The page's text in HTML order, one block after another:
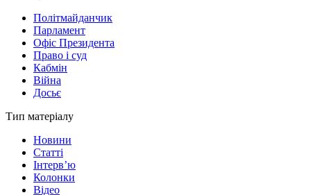
Політмайданчик
Парламент
Офіс Президента
Право і суд
Кабмін
Війна
Досьє
Тип матеріалу
Новини
Статті
Інтерв’ю
Колонки
Відео